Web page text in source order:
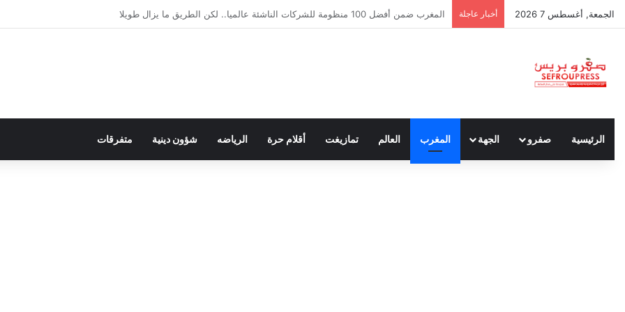
الجمعة, أغسطس 7 2026 أخبار عاجلة سبتة ومليلية… حين يتحدث أنصار الديمقراطية بلسان الاستعمار
الرئيسية صفرو الجهة المغرب العالم تمازيغت أقلام حرة الرياضه شؤون دينية متفرقات